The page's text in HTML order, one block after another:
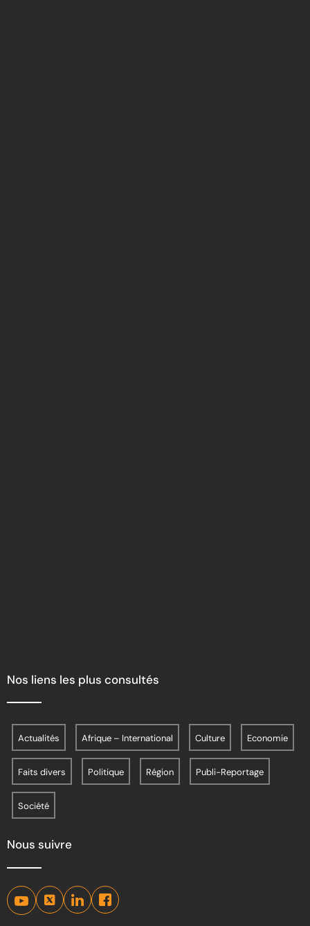
Nos liens les plus consultés
Actualités Afrique – International Culture Economie
Faits divers Politique Région Publi-Reportage
Société
Nous suivre